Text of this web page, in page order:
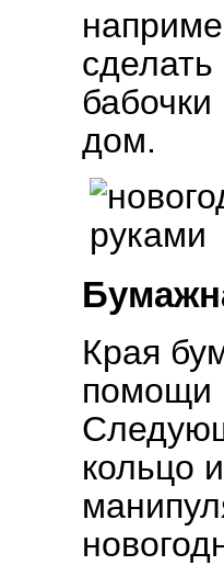
дом.
Края
помощи
кольцо